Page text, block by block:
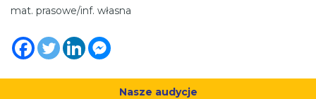
mat. prasowe/inf. własna
Nasze audycje